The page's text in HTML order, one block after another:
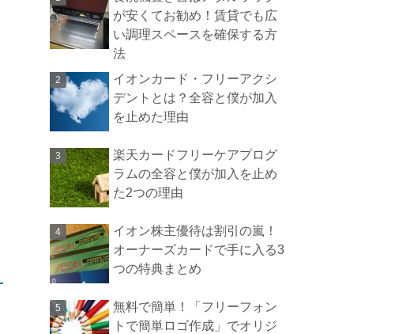
が安くてお勧め！賃貸でも広
い調理スペースを確保する方
法
イオンカード・フリーアクシ
デントとは？全容と僕が加入
を止めた理由
楽天カードフリーケアプログ
ラムの全容と僕が加入を止め
た2つの理由
イオン株主優待は割引の嵐！
オーナーズカードで手に入る3
つの特典まとめ
無料で簡単！「フリーフォン
トで簡単ロゴ作成」でオリジ